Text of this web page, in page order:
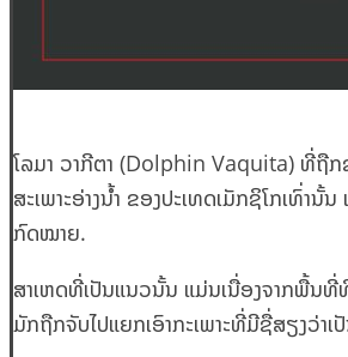
ໂລມາ ວາກີຕາ (Dolphin Vaquita) ທີ່ຖືກ
ສະເພາະອ່າງນໍ້າ ຂອງປະເທດເມັກຊິໂກເທົ່
ກົດໝາຍ.
ສາເຫດທີ່ເປັນແນວນັ້ນ ແມ່ນເນື່ອງຈາກພື້ນທີ່
ມັກຖືກຈັບໄປແຍກເອົາກະເພາະທີ່ມີຊື່ສຽງວ່າ